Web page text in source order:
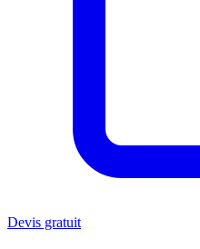
Devis gratuit